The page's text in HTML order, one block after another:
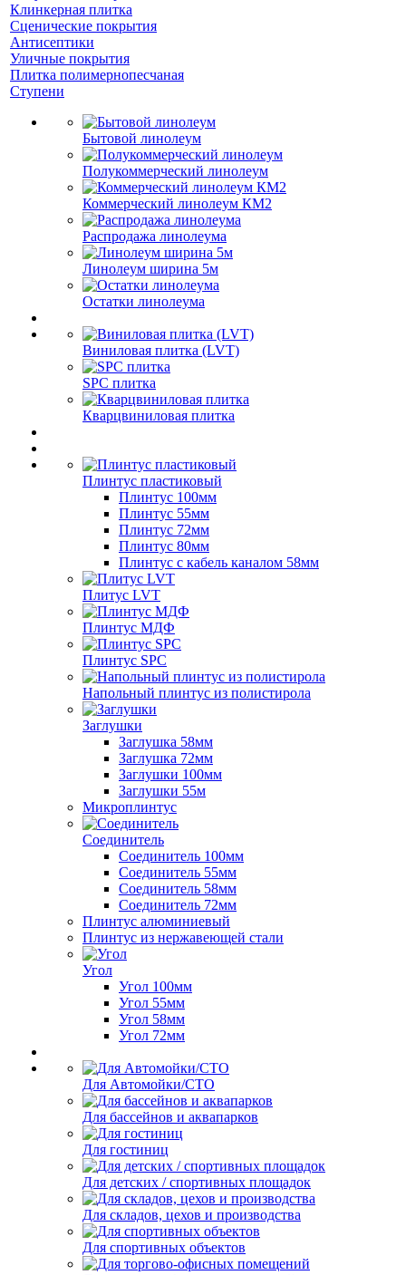
Клинкерная плитка
Сценические покрытия
Антисептики
Уличные покрытия
Плитка полимернопесчаная
Ступени
Бытовой линолеум
Полукоммерческий линолеум
Коммерческий линолеум КМ2
Распродажа линолеума
Линолеум ширина 5м
Остатки линолеума
Виниловая плитка (LVT)
SPC плитка
Кварцвиниловая плитка
Плинтус пластиковый
Плинтус 100мм
Плинтус 55мм
Плинтус 72мм
Плинтус 80мм
Плинтус с кабель каналом 58мм
Плитус LVT
Плинтус МДФ
Плинтус SPC
Напольный плинтус из полистирола
Заглушки
Заглушка 58мм
Заглушка 72мм
Заглушки 100мм
Заглушки 55м
Микроплинтус
Соединитель
Соединитель 100мм
Соединитель 55мм
Соединитель 58мм
Соединитель 72мм
Плинтус алюминиевый
Плинтус из нержавеющей стали
Угол
Угол 100мм
Угол 55мм
Угол 58мм
Угол 72мм
Для Автомойки/СТО
Для бассейнов и аквапарков
Для гостиниц
Для детских / спортивных площадок
Для складов, цехов и производства
Для спортивных объектов